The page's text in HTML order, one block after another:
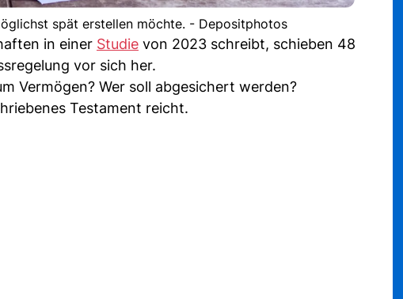
spät erstellen möchte. - Depositphotos
in einer Studie von 2023 schreibt, schieben 48
vor sich her.
Vermögen? Wer soll abgesichert werden?
Testament reicht.